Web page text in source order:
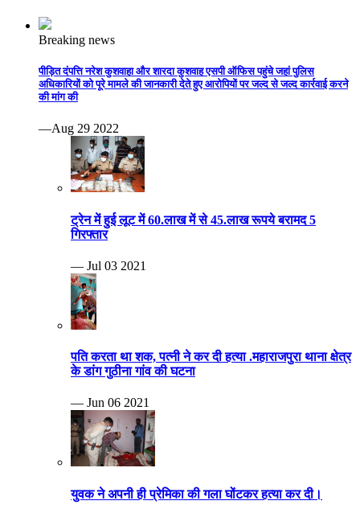
Breaking news
पीड़ित दंपत्ति नरेश कुशवाहा और शारदा कुशवाह एसपी ऑफिस पहुंचे जहां पुलिस
अधिकारियों को पूरे मामले की जानकारी देते हुए आरोपियों पर जल्द से जल्द कार्रवाई करने
की मांग की
—Aug 29 2022
ट्रेन में हुई लूट में 60.लाख में से 45.लाख रूपये बरामद 5
गिरफ्तार
— Jul 03 2021
पति करता था शक, पत्नी ने कर दी हत्या .महाराजपुरा थाना क्षेत्र
के डांग गुठीना गांव की घटना
— Jun 06 2021
युवक ने अपनी ही प्रेमिका की गला घोंटकर हत्या कर दी।